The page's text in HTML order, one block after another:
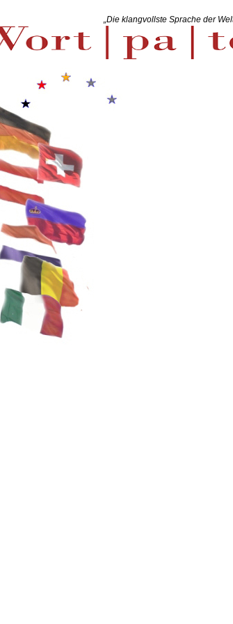
„Die klangvollste Sprache der